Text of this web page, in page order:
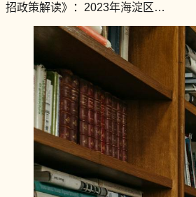
招政策解读》：2023年海淀区…